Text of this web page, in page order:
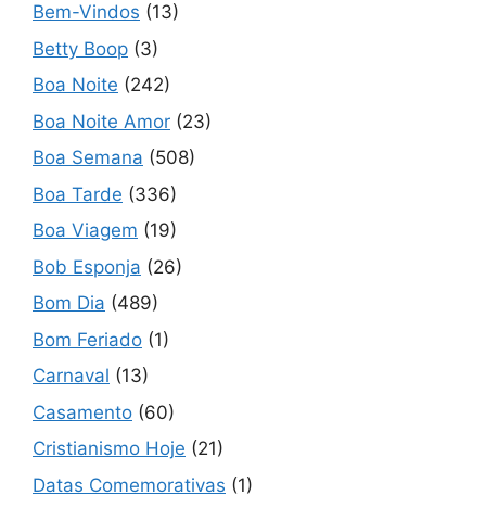
Bem-Vindos (13)
Betty Boop (3)
Boa Noite (242)
Boa Noite Amor (23)
Boa Semana (508)
Boa Tarde (336)
Boa Viagem (19)
Bob Esponja (26)
Bom Dia (489)
Bom Feriado (1)
Carnaval (13)
Casamento (60)
Cristianismo Hoje (21)
Datas Comemorativas (1)